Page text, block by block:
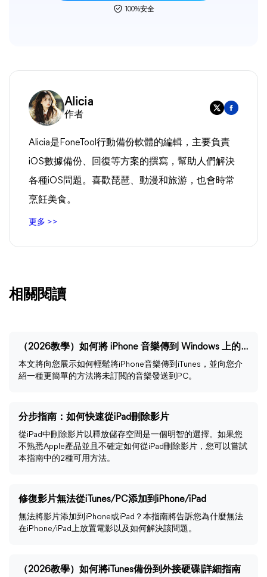
100%安全
Alicia
作者
Alicia是FoneTool行動備份軟體的編輯，主要負責
iOS數據備份、回復等方案的撰寫，幫助人們解決
各種iOS問題。喜歡琵琶、動漫和旅游，也會時常
烹飪美食。
更多 >>
相關閱讀
（2026教學）如何將 iPhone 音樂傳到 Windows 上的 iTunes
本文將向您展示如何輕鬆將iPhone音樂傳到iTunes，並向您介
紹一種更簡單的方法將未訂閲的音樂發送到PC。
分步指南：如何快速從iPad刪除影片
從iPad中刪除影片以釋放儲存空間是一個明智的選擇。如果您
不熟悉Apple產品並且不確定如何從iPad刪除影片，您可以嘗試
本指南中的2種可用方法。
修復影片無法從iTunes/PC添加到iPhone/iPad
無法將影片添加到iPhone或iPad？本指南將告訴您為什麼無法
在iPhone/iPad上放置電影以及如何解決該問題。
（2026教學）如何將iTunes備份到外接硬碟|詳細指南